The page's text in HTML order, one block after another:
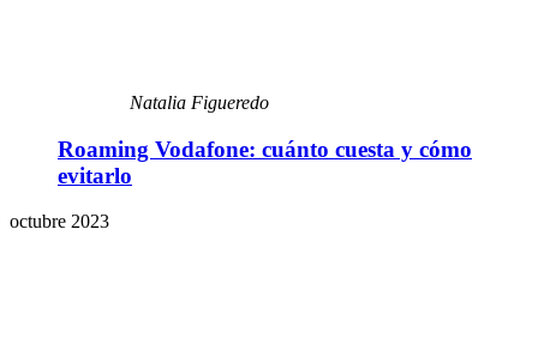
Natalia Figueredo
Roaming Vodafone: cuánto cuesta y cómo
evitarlo
octubre 2023